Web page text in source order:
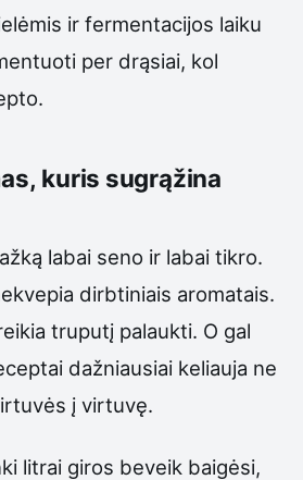
ir fermentacijos laiku
per drąsiai, kol
kuris sugrąžina
labai seno ir labai tikro.
dirbtiniais aromatais.
truputį palaukti. O gal
dažniausiai keliauja ne
į virtuvę.
litrai giros beveik baigėsi,